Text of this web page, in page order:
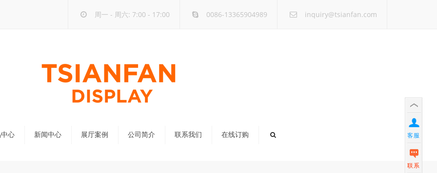
周一 - 周六: 7:00 - 17:00 0086-13365904989 inquiry@tsianfan.com
心 新闻中心 展厅案例 公司简介 联系我们 在线订购 客服
联系